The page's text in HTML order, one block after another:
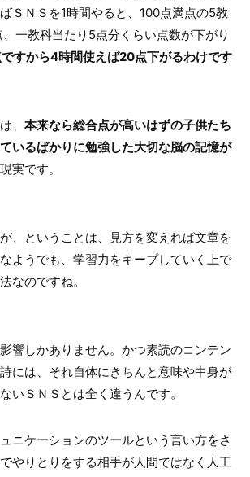
ＳＮＳを1時間やると、100点満点の5教
一教科当たり5点分くらい点数が下がり
すから4時間使えば20点下がるわけです
、 本来なら総合点が高いはずの子供たち
いるばかりに勉強した大切な脳の記憶が
実です。
、ということは、見方を変えれば文章を
ようでも、学習力をキープしていく上で
なのですね。
響しかありません。かつ素読のコンテン
には、それ自体にきちんと意味や中身が
いＳＮＳとは全く違うんです。
ニケーションのツールという言い方をさ
やりとりをする相手が人間ではなく人工